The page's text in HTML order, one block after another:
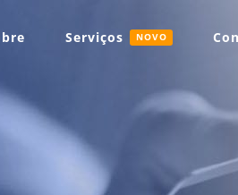
Serviços NOVO